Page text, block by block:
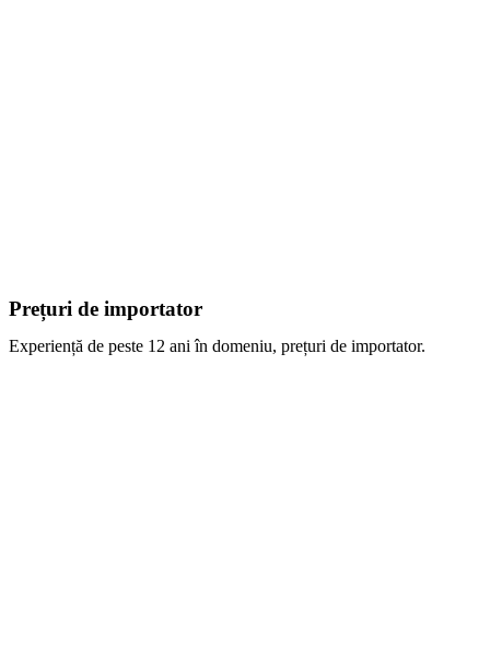
Prețuri de importator
Experiență de peste 12 ani în domeniu, prețuri de importator.